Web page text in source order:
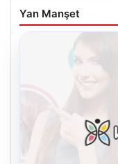
Yan Manşet